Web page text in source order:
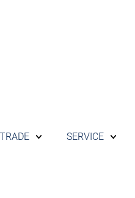
TRADE SERVICE